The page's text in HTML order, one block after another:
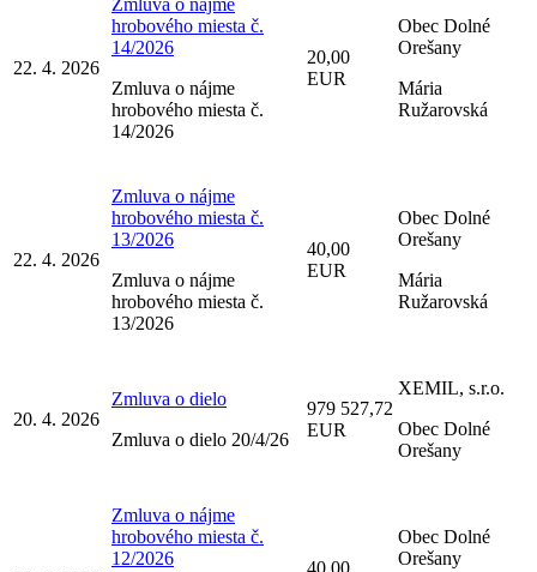
22. 4. 2026
hrobového miesta č.
14/2026
Zmluva o nájme
hrobového miesta č.
14/2026
20,00
EUR
Obec Dolné
Orešany
Mária
Ružarovská
22. 4. 2026
Zmluva o nájme
hrobového miesta č.
13/2026
Zmluva o nájme
hrobového miesta č.
13/2026
40,00
EUR
Obec Dolné
Orešany
Mária
Ružarovská
20. 4. 2026
Zmluva o dielo
Zmluva o dielo 20/4/26
979 527,72
EUR
XEMIL, s.r.o.
Obec Dolné
Orešany
Zmluva o nájme
hrobového miesta č.
12/2026
40,00
Obec Dolné
Orešany